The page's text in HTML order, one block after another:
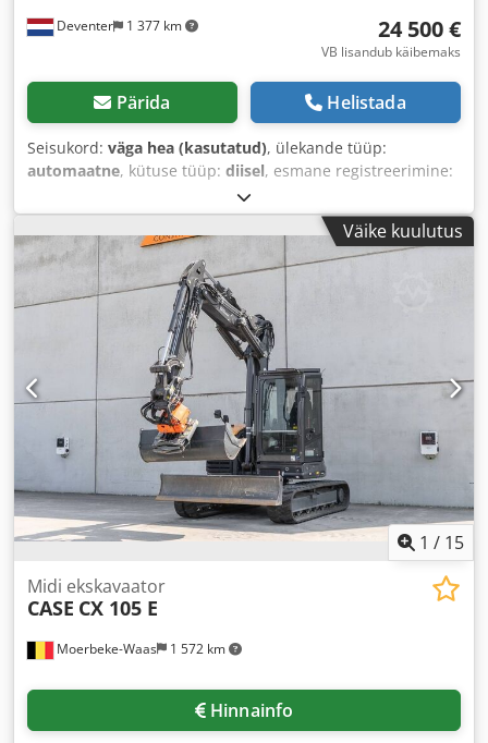
Deventer 1 377 km 24 500 €
VB lisandub käibemaks
Pärida Helistada
Seisukord: väga hea (kasutatud), ülekande tüüp:
automaatne, kütuse tüüp: diisel, esmane registreerimine:
, töötunnid:
kabiin,
Väike kuulutus
1 / 15
Moerbeke-Waas 1 572 km
Midi ekskavaator
CASE CX 105 E
Hinnainfo